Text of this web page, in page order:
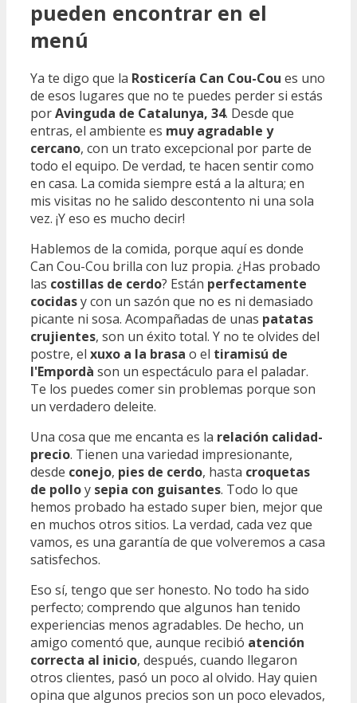
pueden encontrar en el
menú
Ya te digo que la Rosticería Can Cou-Cou es uno
de esos lugares que no te puedes perder si estás
porAvinguda de Catalunya, 34. Desde que
entras, el ambiente es muy agradable y
cercano, con un trato excepcional por parte de
todo el equipo. De verdad, te hacen sentir como
en casa. La comida siempre está a la altura; en
mis visitas no he salido descontento ni una sola
vez. ¡Y eso es mucho decir!
Hablemos de la comida, porque aquí es donde
Can Cou-Cou brilla con luz propia. ¿Has probado
las costillas de cerdo? Están perfectamente
cocidasy con un sazón que no es ni demasiado
picante ni sosa. Acompañadas de unas patatas
crujientes, son un éxito total. Y no te olvides del
postre, el xuxo a la brasa o el tiramisú de
l'Empordà son un espectáculo para el paladar.
Te los puedes comer sin problemas porque son
un verdadero deleite.
Una cosa que me encanta es la relación calidad-
precio. Tienen una variedad impresionante,
desde conejo, pies de cerdo, hasta croquetas
de polloy sepia con guisantes. Todo lo que
hemos probado ha estado super bien, mejor que
en muchos otros sitios. La verdad, cada vez que
vamos, es una garantía de que volveremos a casa
satisfechos.
Eso sí, tengo que ser honesto. No todo ha sido
perfecto; comprendo que algunos han tenido
experiencias menos agradables. De hecho, un
amigo comentó que, aunque recibió atención
correcta al inicio, después, cuando llegaron
otros clientes, pasó un poco al olvido. Hay quien
opina que algunos precios son un poco elevados,